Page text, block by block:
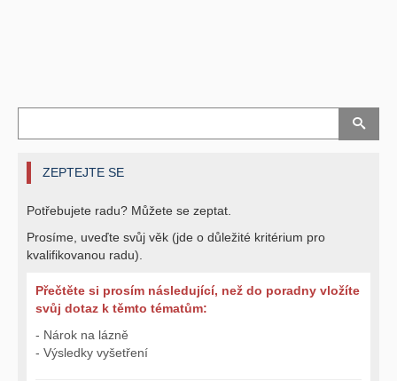
ZEPTEJTE SE
Potřebujete radu? Můžete se zeptat.
Prosíme, uveďte svůj věk (jde o důležité kritérium pro
kvalifikovanou radu).
Přečtěte si prosím následující, než do poradny vložíte
svůj dotaz k těmto tématům:
- Nárok na lázně
- Výsledky vyšetření